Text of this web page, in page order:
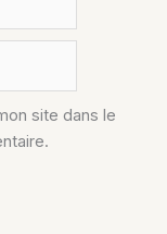
site dans le